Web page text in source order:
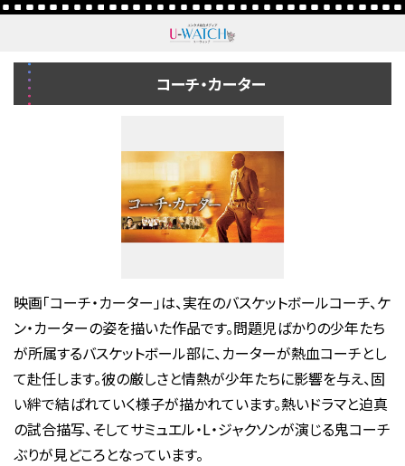
コーチ・カーター
映画「コーチ・カーター」は、実在のバスケットボールコーチ、ケ
ン・カーターの姿を描いた作品です。問題児ばかりの少年たち
が所属するバスケットボール部に、カーターが熱血コーチとし
て赴任します。彼の厳しさと情熱が少年たちに影響を与え、固
い絆で結ばれていく様子が描かれています。熱いドラマと迫真
の試合描写、そしてサミュエル・L・ジャクソンが演じる鬼コーチ
ぶりが見どころとなっています。